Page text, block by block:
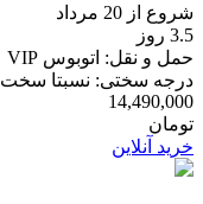
شروع از 20 مرداد
3.5 روز
حمل و نقل: اتوبوس VIP
درجه سختی: نسبتا سخت
14,490,000
تومان
خرید آنلاین